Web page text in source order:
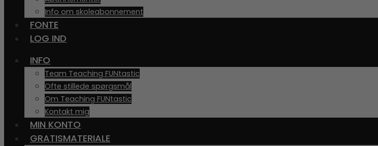
Info om skoleabonnement
FONTE
LOG IND
INFO
Team Teaching FUNtastic
Ofte stillede spørgsmål
Om Teaching FUNtastic
Kontakt mig
MIN KONTO
GRATISMATERIALE